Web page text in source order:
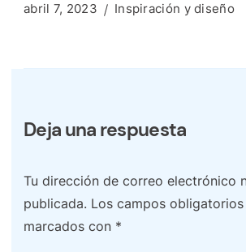
abril 7, 2023 Inspiración y diseño
Deja una respuesta
Tu dirección de correo electrónico
publicada. Los campos obligatorios
marcados con *